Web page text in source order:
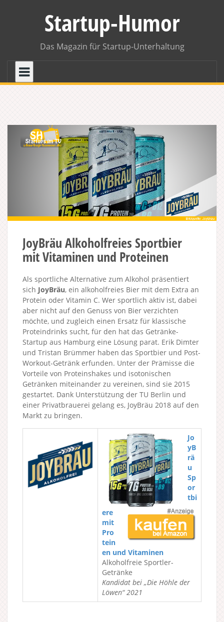
Startup-Humor
Das Magazin für Startup-Unterhaltung
JoyBräu Alkoholfreies Sportbier
mit Vitaminen und Proteinen
Als sportliche Alternative zum Alkohol präsentiert
sich JoyBräu, ein alkoholfreies Bier mit dem Extra an
Protein oder Vitamin C. Wer sportlich aktiv ist, dabei
aber nicht auf den Genuss von Bier verzichten
möchte, und zugleich einen Ersatz für klassische
Proteindrinks sucht, für den hat das Getränke-
Startup aus Hamburg eine Lösung parat. Erik Dimter
und Tristan Brümmer haben das Sportbier und Post-
Workout-Getränk erfunden. Unter der Prämisse die
Vorteile von Proteinshakes und isotonischen
Getränken miteinander zu vereinen, sind sie 2015
gestartet. Dank Unterstützung der TU Berlin und
einer Privatbrauerei gelang es, JoyBräu 2018 auf den
Markt zu bringen.
Jo
yB
rä
u
Sp
or
tbi
ere
mit
Pro
tein
en und Vitaminen
Alkoholfreie Sportler-
Getränke
Kandidat bei „Die Höhle der
Löwen“ 2021